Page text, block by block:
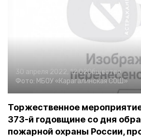
30 апреля 2022, 12:02Общество
Фото: МБОУ «Карагалинская СОШ»
Торжественное
373-й годовщине со дня
пожарной охраны России,